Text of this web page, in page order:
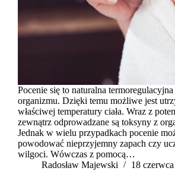
Pocenie się to naturalna termoregulacyjna
organizmu. Dzięki temu możliwe jest
właściwej temperatury ciała. Wraz z
zewnątrz odprowadzane są toksyny z
Jednak w wielu przypadkach pocenie
powodować nieprzyjemny zapach czy
wilgoci. Wówczas z pomocą…
Radosław Majewski
18